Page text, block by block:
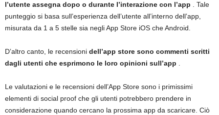
l’utente assegna dopo o durante l’interazione con l’app . Tale
punteggio si basa sull’esperienza dell’utente all’interno dell’app,
misurata da 1 a 5 stelle sia negli App Store iOS che Android.
D’altro canto, le recensioni dell’app store sono commenti scritti
dagli utenti che esprimono le loro opinioni sull’app .
Le valutazioni e le recensioni dell’App Store sono i primissimi
elementi di social proof che gli utenti potrebbero prendere in
considerazione quando cercano la prossima app da scaricare. Ciò